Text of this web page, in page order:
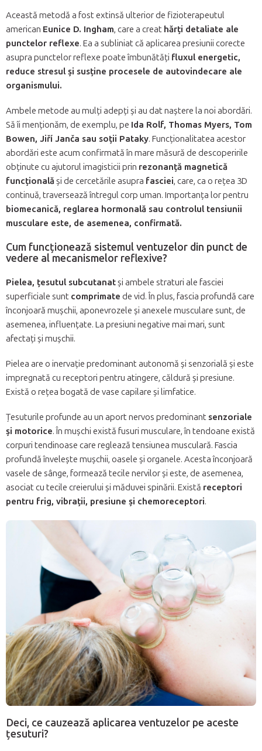
Această metodă a fost extinsă ulterior de fizioterapeutul
american Eunice D. Ingham, care a creat hărți detaliate ale
punctelor reflexe. Ea a subliniat că aplicarea presiunii corecte
asupra punctelor reflexe poate îmbunătăți fluxul energetic,
reduce stresul și susține procesele de autovindecare ale
organismului.
Ambele metode au mulți adepți și au dat naștere la noi abordări.
Să îi menționăm, de exemplu, pe Ida Rolf, Thomas Myers, Tom
Bowen, Jiří Janča sau soții Pataky. Funcționalitatea acestor
abordări este acum confirmată în mare măsură de descoperirile
obținute cu ajutorul imagisticii prin rezonanță magnetică
funcționalăși de cercetările asupra fasciei, care, ca o rețea 3D
continuă, traversează întregul corp uman. Importanța lor pentru
biomecanică, reglarea hormonală sau controlul tensiunii
musculare este, de asemenea, confirmată.
Cum funcționează sistemul ventuzelor din punct de
vedere al mecanismelor reflexive?
Pielea, țesutul subcutanatși ambele straturi ale fasciei
superficiale sunt comprimate de vid. În plus, fascia profundă care
înconjoară mușchii, aponevrozele și anexele musculare sunt, de
asemenea, influențate. La presiuni negative mai mari, sunt
afectați și mușchii.
Pielea are o inervație predominant autonomă și senzorială și este
impregnată cu receptori pentru atingere, căldură și presiune.
Există o rețea bogată de vase capilare și limfatice.
Țesuturile profunde au un aport nervos predominant senzoriale
și motorice. În mușchi există fusuri musculare, în tendoane există
corpuri tendinoase care reglează tensiunea musculară. Fascia
profundă învelește mușchii, oasele și organele. Acesta înconjoară
vasele de sânge, formează tecile nervilor și este, de asemenea,
asociat cu tecile creierului și măduvei spinării. Există receptori
pentru frig, vibrații, presiune și chemoreceptori.
Deci, ce cauzează aplicarea ventuzelor pe aceste
țesuturi?